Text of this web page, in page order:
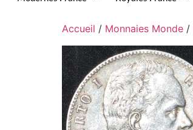
Accueil / Monnaies Monde /